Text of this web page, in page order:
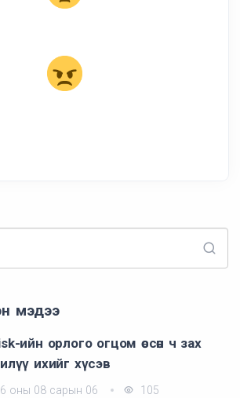
мэдээ
ийн орлого огцом өссөн ч зах
ихийг хүсэв
оны 08 сарын 06 105